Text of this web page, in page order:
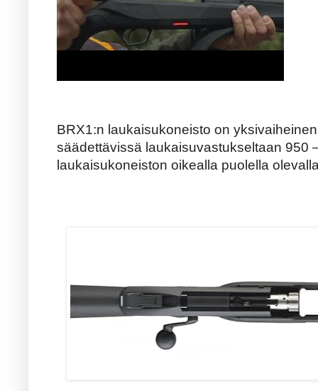
BRX1:n laukaisukoneisto on
säädettävissä laukaisuvastukseltaan 950
laukaisukoneiston oikealla puolella